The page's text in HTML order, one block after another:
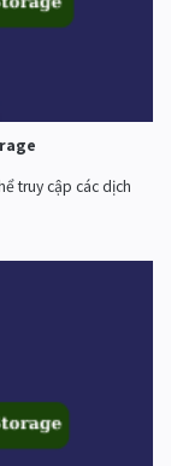
truy cập các dịch